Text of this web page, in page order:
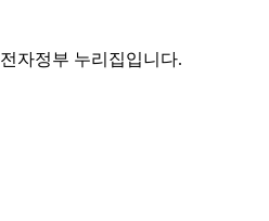
자정부 누리집입니다.